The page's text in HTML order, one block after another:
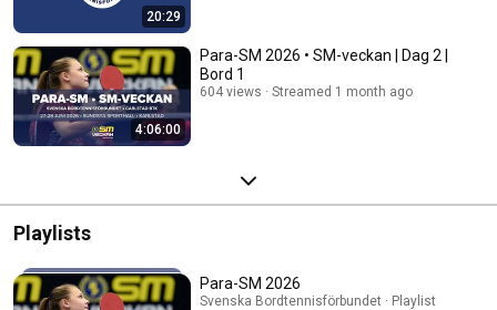
20:29
4:06:00
Para-SM 2026 • SM-veckan | Dag 2 |
Bord 1
604 views Streamed 1 month ago
Playlists
Para-SM 2026
Svenska Bordtennisförbundet · Playlist